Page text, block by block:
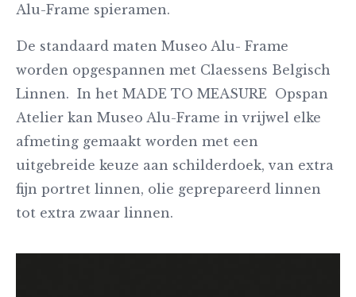
Alu-Frame spieramen.
De standaard maten Museo Alu- Frame
worden opgespannen met Claessens Belgisch
Linnen. In het MADE TO MEASURE Opspan
Atelier kan Museo Alu-Frame in vrijwel elke
afmeting gemaakt worden met een
uitgebreide keuze aan schilderdoek, van extra
fijn portret linnen, olie geprepareerd linnen
tot extra zwaar linnen.